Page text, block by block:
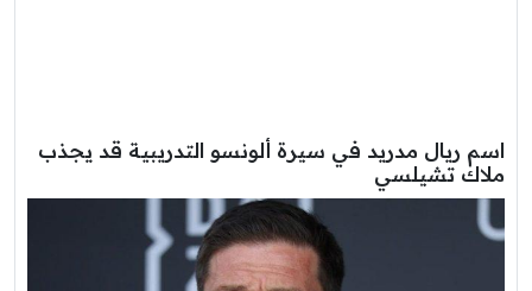
اسم ريال مدريد في سيرة ألونسو التدريبية قد يجذب
ملاك تشيلسي